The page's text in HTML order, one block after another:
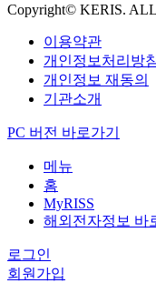
Copyright© KERIS.
이용약관
개인정보처리방
개인정보 재동의
기관소개
PC 버전 바로가기
메뉴
홈
MyRISS
해외전자정보 바
로그인
회원가입